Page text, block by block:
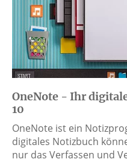
OneNote - Ihr
10
OneNote ist ein
digitales Notizbuch
nur das Verfassen und